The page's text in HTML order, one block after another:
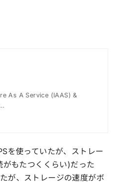
As A Service (IAAS) &
を使っていたが、ストレー
もたつくくらい)だった
が、ストレージの速度がボ